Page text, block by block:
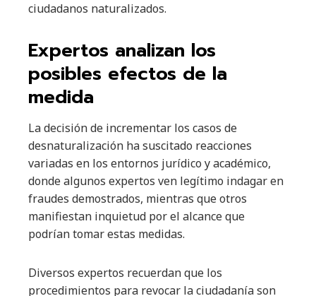
ciudadanos naturalizados.
Expertos analizan los
posibles efectos de la
medida
La decisión de incrementar los casos de
desnaturalización ha suscitado reacciones
variadas en los entornos jurídico y académico,
donde algunos expertos ven legítimo indagar en
fraudes demostrados, mientras que otros
manifiestan inquietud por el alcance que
podrían tomar estas medidas.
Diversos expertos recuerdan que los
procedimientos para revocar la ciudadanía son